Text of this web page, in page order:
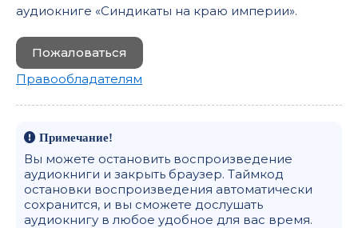
аудиокниге «Синдикаты на краю империи».
Пожаловаться
Правообладателям
Примечание!
Вы можете остановить воспроизведение
аудиокниги и закрыть браузер. Таймкод
остановки воспроизведения автоматически
сохранится, и вы сможете дослушать
аудиокнигу в любое удобное для вас время.